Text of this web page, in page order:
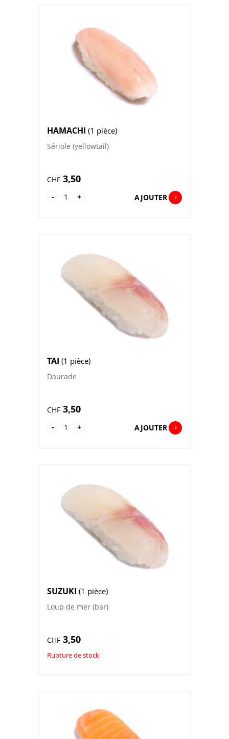
HAMACHI (1 pièce)
Sériole (yellowtail)
CHF 3,50
-
quantité
+ AJOUTER
TAI (1 pièce)
Daurade
CHF 3,50
-
quantité
+ AJOUTER
SUZUKI (1 pièce)
Loup de mer (bar)
CHF 3,50
Rupture de stock